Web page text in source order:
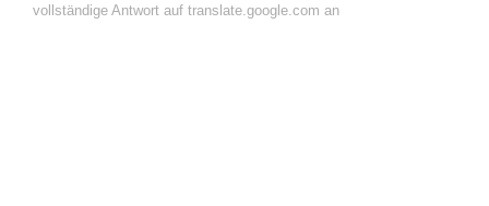
vollständige Antwort auf translate.google.com an